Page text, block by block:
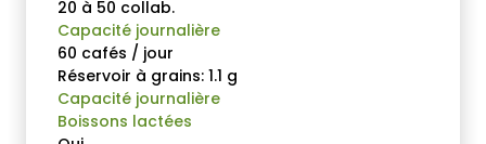
20 à 50 collab.
Capacité journalière
60 cafés / jour
Réservoir à grains: 1.1 g
Capacité journalière
Boissons lactées